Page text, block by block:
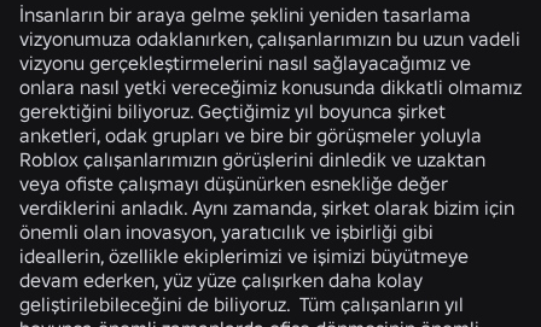
İnsanların bir araya gelme şeklini yeniden tasarlama
vizyonumuza odaklanırken, çalışanlarımızın bu uzun vadeli
vizyonu gerçekleştirmelerini nasıl sağlayacağımız ve
onlara nasıl yetki vereceğimiz konusunda dikkatli olmamız
gerektiğini biliyoruz. Geçtiğimiz yıl boyunca şirket
anketleri, odak grupları ve bire bir görüşmeler yoluyla
Roblox çalışanlarımızın görüşlerini dinledik ve uzaktan
veya ofiste çalışmayı düşünürken esnekliğe değer
verdiklerini anladık. Aynı zamanda, şirket olarak bizim için
önemli olan inovasyon, yaratıcılık ve işbirliği gibi
ideallerin, özellikle ekiplerimizi ve işimizi büyütmeye
devam ederken, yüz yüze çalışırken daha kolay
geliştirilebileceğini de biliyoruz. Tüm çalışanların yıl